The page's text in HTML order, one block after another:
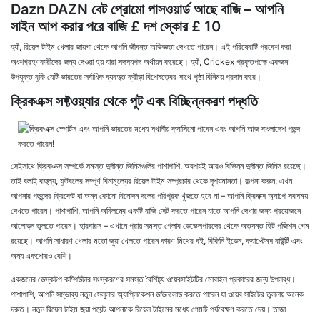
Dazn DAZN বেট প্রোমো পাসওয়ার্ড আছে বাজি – আপনি
সাইন আপ করার পরে বাজি £ দশ স্কোর £ 10
হ্যাঁ, রিয়েল টাইম খেলার জায়গা থেকে আপনি জীবন্ত অভিজ্ঞতা দেখতে পারেন। এই পরিষেবাটি প্রবেশ করা
অংশগ্রহণকারীদের জন্য দেওয়া হয় যারা সদস্যপদ অর্থায়ন করেছে। হ্যাঁ, Crickex প্রকৃতপক্ষে একজন
উপযুক্ত বুকি যেটি ভারতের সর্বাধিক ব্যবহৃত ক্রীড়া বিশেষত্বের সাথে পৃষ্ঠা বিনিময় প্রদান করে।
ক্রিকএক্স সফ্টওয়্যার থেকে পুট এবং বিচ্ছিন্নকরণ পদ্ধতি
সেইসাথে ক্রিকএক্স সম্পর্কে সমস্ত দুর্দান্ত জিনিসগুলির পাশাপাশি, অবশ্যই আরও বিভিন্ন দুর্দান্ত জিনিস রয়েছে।
তাই বলাই বাহুল্য, ফুটবলের সম্পূর্ণ বিনামূল্যের রিয়েল টাইম সম্প্রচার থেকে দৃশ্যমানতা। কল্পনা করুন, এখন
আপনার পছন্দের ক্রিকেট বা অন্য কোনো বিনোদন দলের পরিপূরক খুঁজতে হবে না – আপনি ক্রিকক্স অ্যাপে সবসময়
দেখতে পারেন। পাশাপাশি, আপনি অবিলম্বে একটি বাজি সেট করতে পারেন যাতে আপনি দেখার জন্য প্রয়োজনে
আলোড়ন তুলতে পারেন। হারবারস – এখানে প্রায় সমস্ত গ্লোব ডেভেলপারদের থেকে অত্যন্ত হিট পজিশন গেম
রয়েছে। আপনি সাধারণ খেলার মতো জুয়া খেলতে পারেন কারণ মিথের বই, বিকিনি ইডেন, ক্যাপ্টেনস বাউন্টি এবং
অন্য একশোরও বেশি।
একজনের ডেস্কটপ কম্পিউটার সংস্করণের সমস্ত বৈশিষ্ট্য ওয়েবসাইটটির মোবাইল প্রকারের জন্য উপলব্ধ।
পাশাপাশি, আপনি সম্ভাব্য নতুন সেলুলার অ্যাপ্লিকেশন ডাউনলোড করতে পারেন যা ওয়েব সাইটের তুলনায় অনেক
দ্রুত। নতুন রিয়েল টাইম জুয়া পয়েন্ট আপনাকে রিয়েল টাইমের মধ্যে গেমটি পর্যবেক্ষণ করতে দেয়। তাজা